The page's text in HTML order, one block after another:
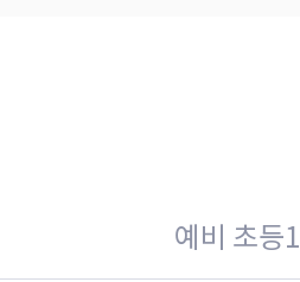
예비 초등1